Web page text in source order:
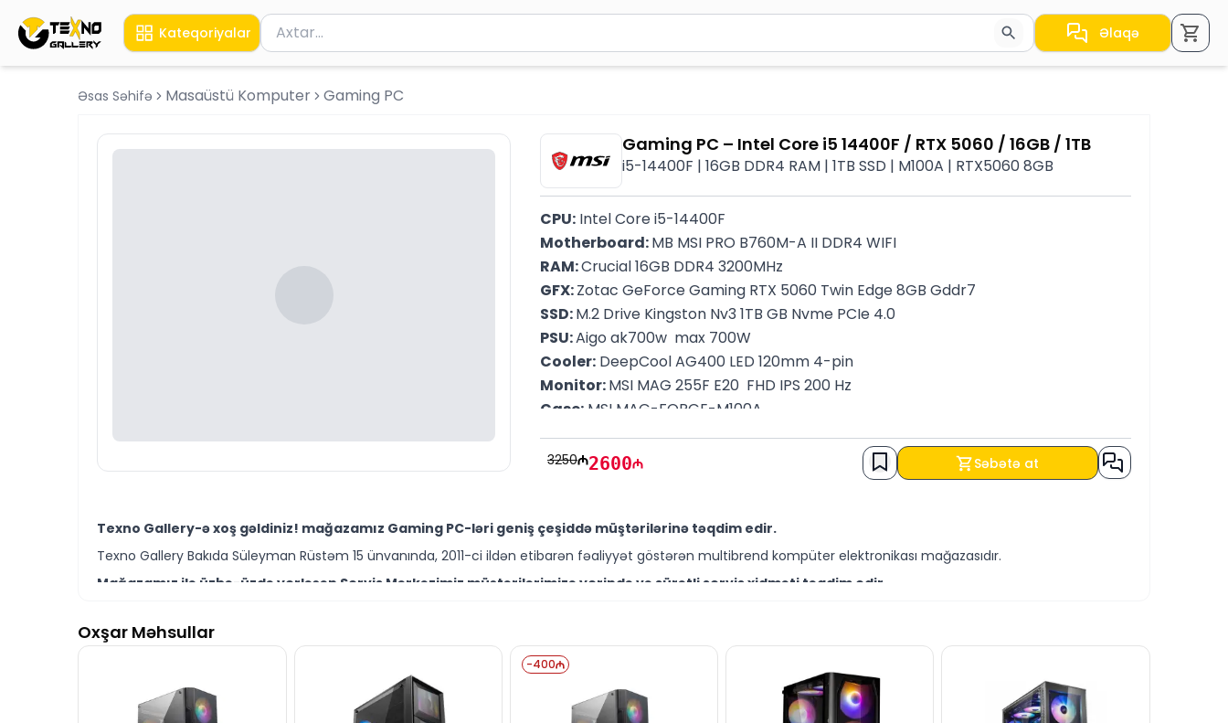
Kateqoriyalar Məhsul axtar
Axtarış üçün ən azı 2 simvol yazın. Göndərmək üçün Enter düyməsini basın və ya nəticələr arasında keçid etmək üçün ox
Əlaqə
Əsas Səhifə Masaüstü Komputer Gaming PC
Gaming PC – Intel Core i5 14400F / RTX 5060 / 16GB / 1TB
i5-14400F | 16GB DDR4 RAM | 1TB SSD | M100A | RTX5060 8GB
CPU: Intel Core i5-14400F
Motherboard: MB MSI PRO B760M-A II DDR4 WIFI
RAM: Crucial 16GB DDR4 3200MHz
GFX: Zotac GeForce Gaming RTX 5060 Twin Edge 8GB Gddr7
SSD: M.2 Drive Kingston Nv3 1TB GB Nvme PCIe 4.0
PSU: Aigo ak700w  max 700W
Cooler: DeepCool AG400 LED 120mm 4-pin
Monitor: MSI MAG 255F E20  FHD IPS 200 Hz
Case: MSI MAG-FORGE-M100A
Zəmanət: 12 ay
3250 2600 Səbətə at
Texno Gallery-ə xoş gəldiniz! mağazamız Gaming PC-ləri geniş çeşiddə müştərilərinə təqdim edir.
Texno Gallery Bakıda Süleyman Rüstəm 15 ünvanında, 2011-ci ildən etibarən fəaliyyət göstərən multibrend kompüter elektronikası mağazasıdır.
Mağazamız ilə üzbə-üzdə yerləşən Servis Mərkəzimiz müştərilərimizə yerində və sürətli servis xidməti təqdim edir.
Gaming PC – Intel Core i5 14400F / RTX 5060 / 16GB / 1TB modelini Bakıda sərfəli qiymətə NƏĞD, KÖÇÜRMƏ həmçinin KREDİT şərtləri ilə əldə edə
Ünvanımız 28 Mall TM-dən 150 metr məsafədə yerləşir.
İstər Gaming PC modelləri istərsə də digər brend məhsullarla bağlı suallarınızı saytımız vasitəsilə bizə yaza bilərsiniz.
Oxşar Məhsullar
-400